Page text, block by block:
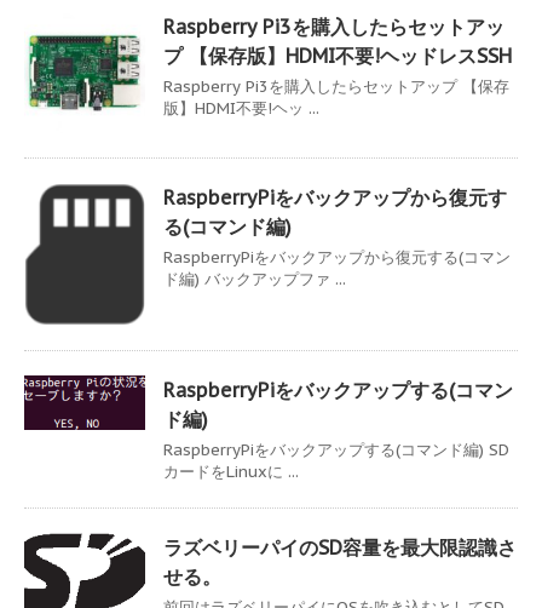
Raspberry Pi3を購入したらセットアッ
プ 【保存版】HDMI不要!ヘッドレスSSH
Raspberry Pi3を購入したらセットアップ 【保存
版】HDMI不要!ヘッ ...
RaspberryPiをバックアップから復元す
る(コマンド編)
RaspberryPiをバックアップから復元する(コマン
ド編) バックアップファ ...
RaspberryPiをバックアップする(コマン
ド編)
RaspberryPiをバックアップする(コマンド編) SD
カードをLinuxに ...
ラズベリーパイのSD容量を最大限認識さ
せる。